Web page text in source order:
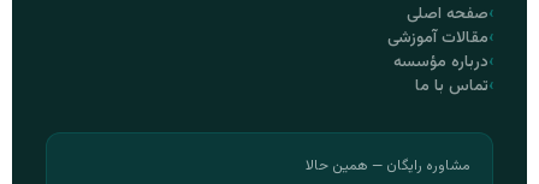
صفحه اصلی
مقالات آموزشی
درباره مؤسسه
تماس با ما
مشاوره رایگان — همین حالا